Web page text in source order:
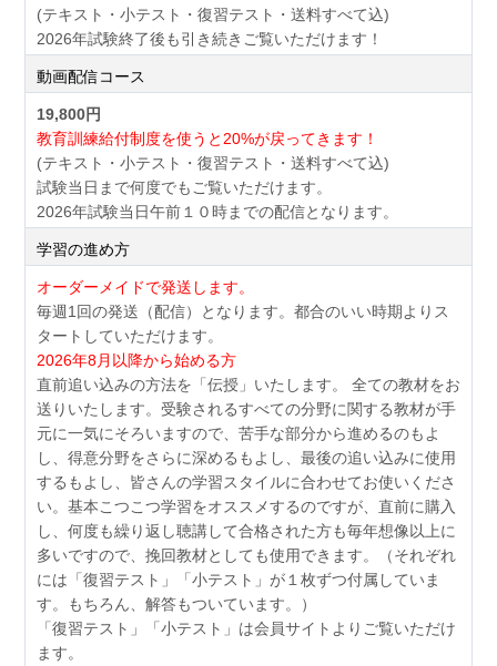
(テキスト・小テスト・復習テスト・送料すべて込)
2026年試験終了後も引き続きご覧いただけます！
動画配信コース
19,800円
教育訓練給付制度を使うと20%が戻ってきます！
(テキスト・小テスト・復習テスト・送料すべて込)
試験当日まで何度でもご覧いただけます。
2026年試験当日午前１０時までの配信となります。
学習の進め方
オーダーメイドで発送します。
毎週1回の発送（配信）となります。都合のいい時期よりス
タートしていただけます。
2026年8月以降から始める方
直前追い込みの方法を「伝授」いたします。 全ての教材をお
送りいたします。受験されるすべての分野に関する教材が手
元に一気にそろいますので、苦手な部分から進めるのもよ
し、得意分野をさらに深めるもよし、最後の追い込みに使用
するもよし、皆さんの学習スタイルに合わせてお使いくださ
い。基本こつこつ学習をオススメするのですが、直前に購入
し、何度も繰り返し聴講して合格された方も毎年想像以上に
多いですので、挽回教材としても使用できます。（それぞれ
には「復習テスト」「小テスト」が１枚ずつ付属していま
す。もちろん、解答もついています。）
「復習テスト」「小テスト」は会員サイトよりご覧いただけ
ます。